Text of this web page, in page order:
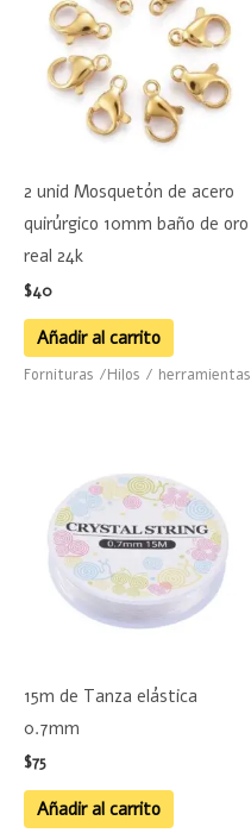
2 unid Mosquetón de acero
quirúrgico 10mm baño de oro
real 24k
$40
Añadir al carrito
Fornituras /Hilos / herramientas
15m de Tanza elástica
0.7mm
$75
Añadir al carrito